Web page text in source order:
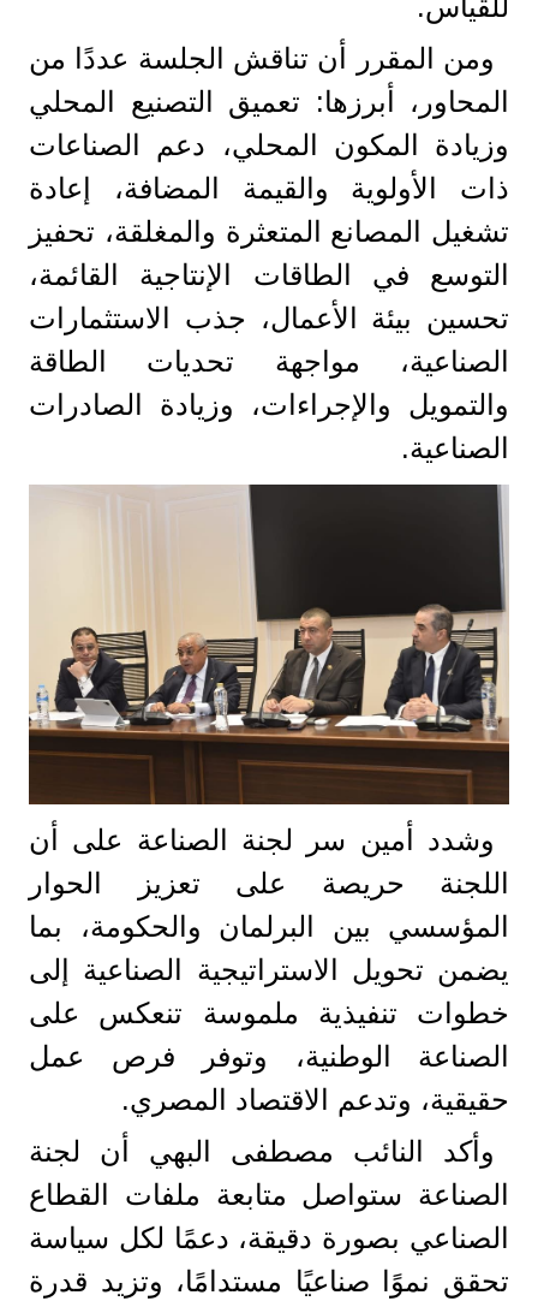
للقياس.
ومن المقرر أن تناقش الجلسة عددًا من
المحاور، أبرزها: تعميق التصنيع المحلي
وزيادة المكون المحلي، دعم الصناعات
ذات الأولوية والقيمة المضافة، إعادة
تشغيل المصانع المتعثرة والمغلقة، تحفيز
التوسع في الطاقات الإنتاجية القائمة،
تحسين بيئة الأعمال، جذب الاستثمارات
الصناعية، مواجهة تحديات الطاقة
والتمويل والإجراءات، وزيادة الصادرات
الصناعية.
وشدد أمين سر لجنة الصناعة على أن
اللجنة حريصة على تعزيز الحوار
المؤسسي بين البرلمان والحكومة، بما
يضمن تحويل الاستراتيجية الصناعية إلى
خطوات تنفيذية ملموسة تنعكس على
الصناعة الوطنية، وتوفر فرص عمل
حقيقية، وتدعم الاقتصاد المصري.
وأكد النائب مصطفى البهي أن لجنة
الصناعة ستواصل متابعة ملفات القطاع
الصناعي بصورة دقيقة، دعمًا لكل سياسة
تحقق نموًا صناعيًا مستدامًا، وتزيد قدرة